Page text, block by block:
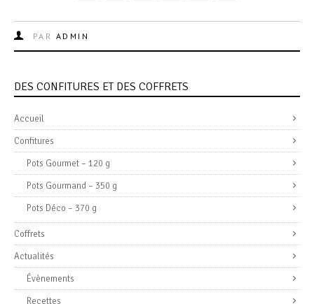
PAR ADMIN
DES CONFITURES ET DES COFFRETS
Accueil
Confitures
Pots Gourmet – 120 g
Pots Gourmand – 350 g
Pots Déco – 370 g
Coffrets
Actualités
Évènements
Recettes